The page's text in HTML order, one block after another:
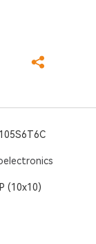
(10x10)